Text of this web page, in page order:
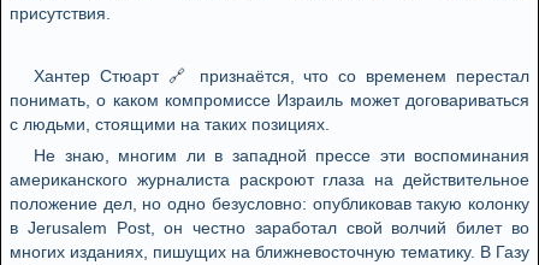
присутствия.
Хантер Стюарт 🔗
признаётся, что со временем перестал
понимать, о каком компромиссе Израиль может договариваться
с людьми, стоящими на таких позициях.
Не знаю, многим ли в западной прессе эти воспоминания
американского журналиста раскроют глаза на действительное
положение дел, но одно безусловно: опубликовав такую колонку
в Jerusalem Post, он честно заработал свой волчий билет во
многих изданиях, пишущих на ближневосточную тематику. В Газу